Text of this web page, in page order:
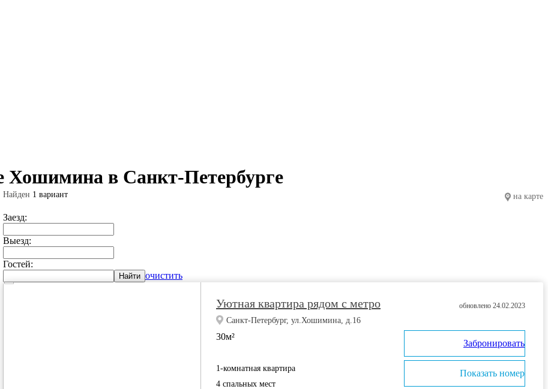
Хошимина в Санкт-Петербурге
Заезд:
Выезд:
Гостей:
Найти очистить
на карте
Найден 1 вариант
Уютная квартира рядом с метро
Санкт-Петербург, ул.Хошимина, д.16
30м²
1-комнатная квартира
4 спальных мест
обновлено 24.02.2023
Забронировать
Показать номер